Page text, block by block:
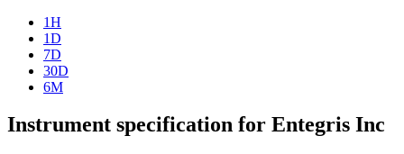
1H
1D
7D
30D
6M
Instrument specification for Entegris Inc